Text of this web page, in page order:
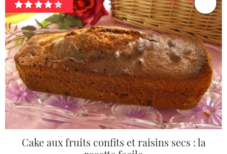
Cake aux fruits confits et raisins secs : la